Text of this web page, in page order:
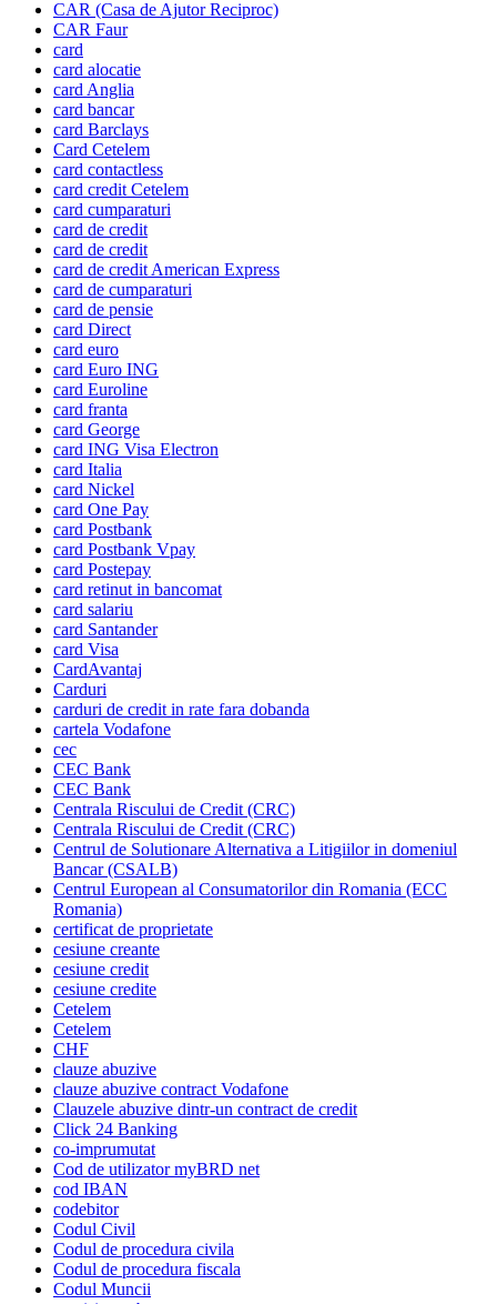
CAR (Casa de Ajutor Reciproc)
CAR Faur
card
card alocatie
card Anglia
card bancar
card Barclays
Card Cetelem
card contactless
card credit Cetelem
card cumparaturi
card de credit
card de credit
card de credit American Express
card de cumparaturi
card de pensie
card Direct
card euro
card Euro ING
card Euroline
card franta
card George
card ING Visa Electron
card Italia
card Nickel
card One Pay
card Postbank
card Postbank Vpay
card Postepay
card retinut in bancomat
card salariu
card Santander
card Visa
CardAvantaj
Carduri
carduri de credit in rate fara dobanda
cartela Vodafone
cec
CEC Bank
CEC Bank
Centrala Riscului de Credit (CRC)
Centrala Riscului de Credit (CRC)
Centrul de Solutionare Alternativa a Litigiilor in domeniul
Bancar (CSALB)
Centrul European al Consumatorilor din Romania (ECC
Romania)
certificat de proprietate
cesiune creante
cesiune credit
cesiune credite
Cetelem
Cetelem
CHF
clauze abuzive
clauze abuzive contract Vodafone
Clauzele abuzive dintr-un contract de credit
Click 24 Banking
co-imprumutat
Cod de utilizator myBRD net
cod IBAN
codebitor
Codul Civil
Codul de procedura civila
Codul de procedura fiscala
Codul Muncii